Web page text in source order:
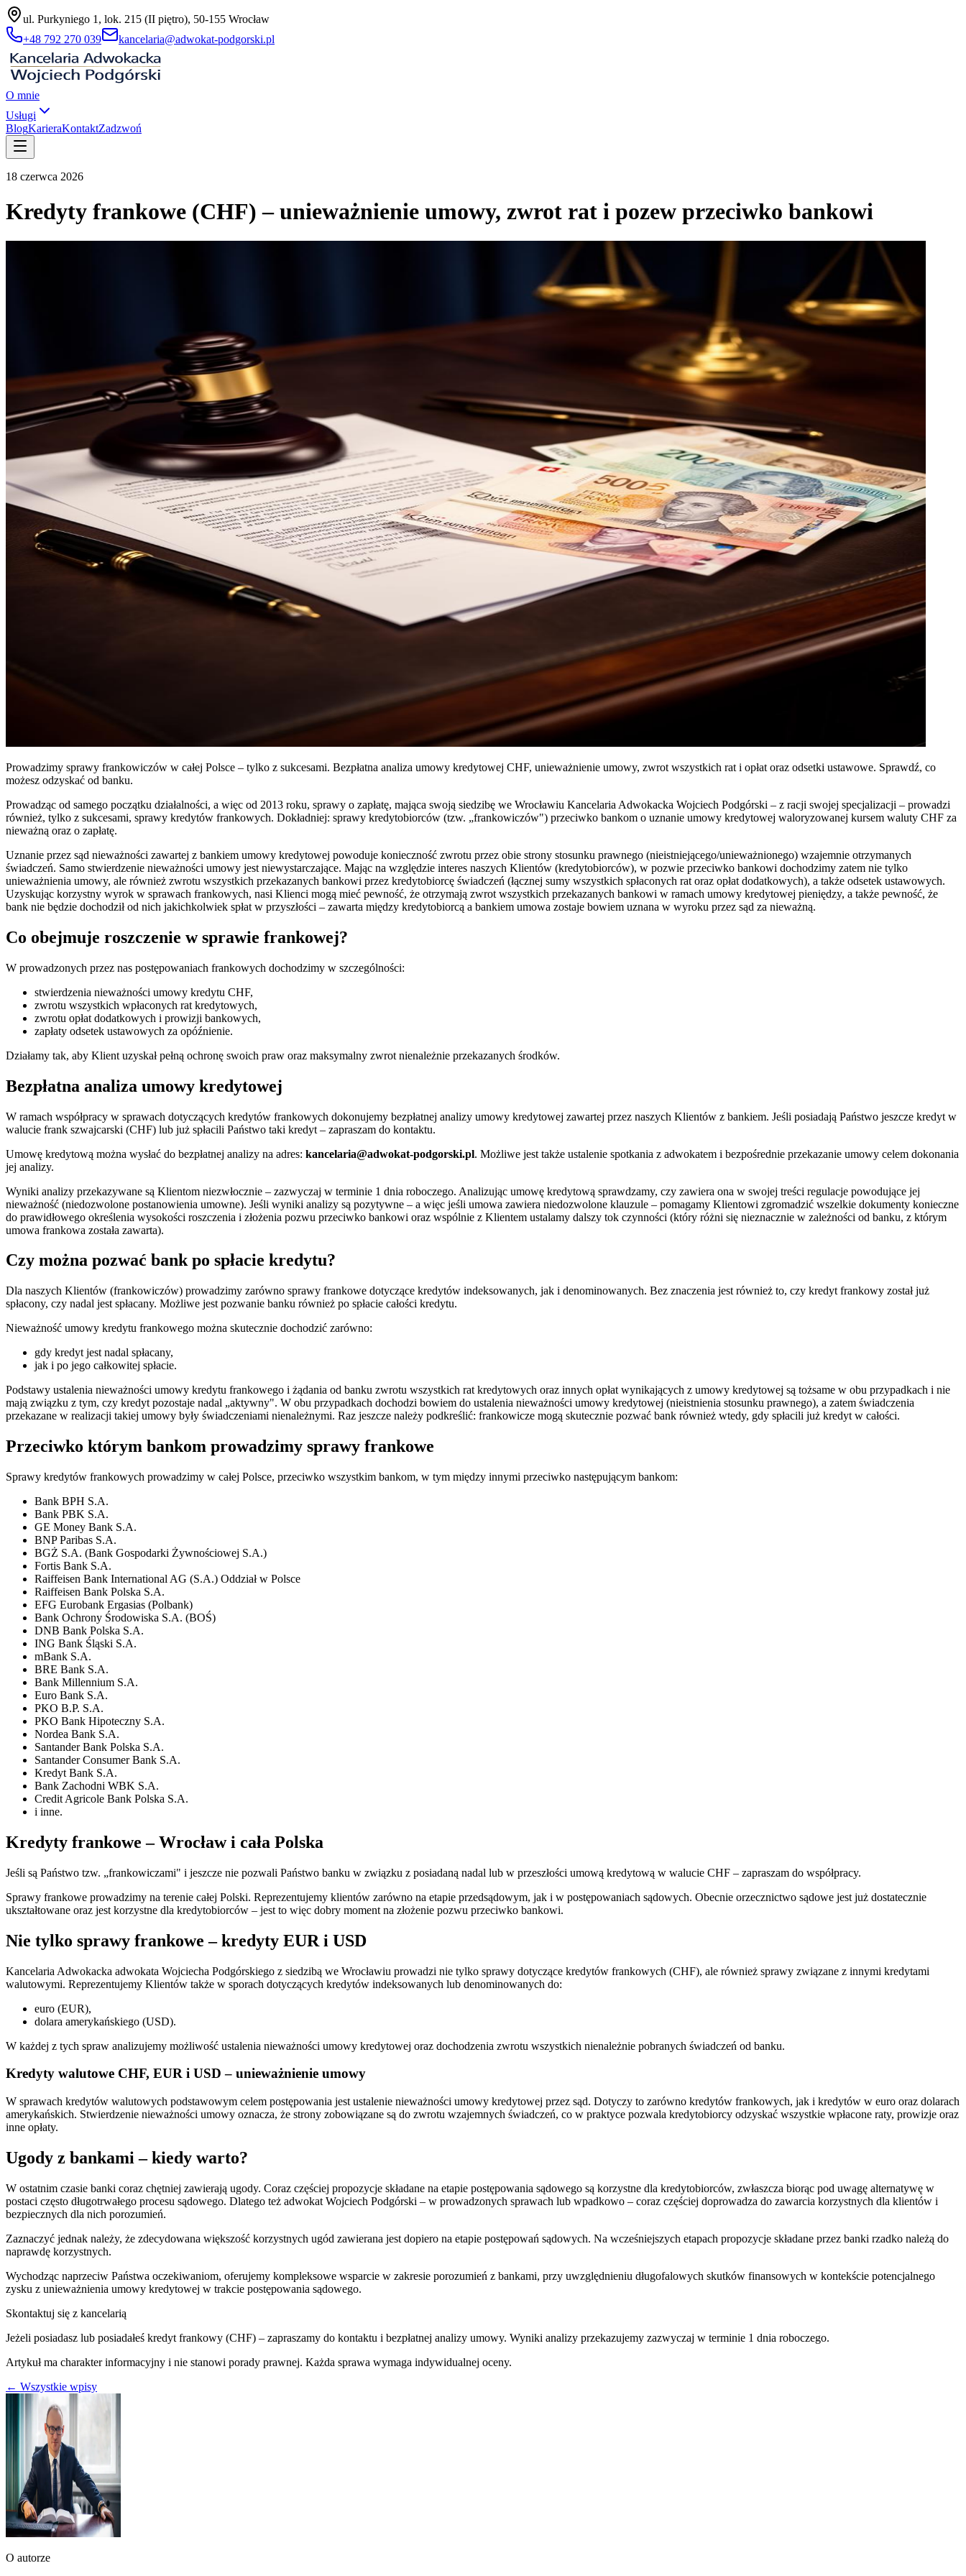
ul. Purkyniego 1, lok. 215 (II piętro), 50-155 Wrocław
+48 792 270 039
kancelaria@adwokat-podgorski.pl
O mnie
Usługi
BlogKarieraKontaktZadzwoń
18 czerwca 2026
Kredyty frankowe (CHF) – unieważnienie umowy, zwrot rat i pozew przeciwko bankowi
Prowadzimy sprawy frankowiczów w całej Polsce – tylko z sukcesami. Bezpłatna analiza umowy kredytowej CHF, unieważnienie umowy, zwrot wszystkich rat i opłat oraz odsetki ustawowe. Sprawdź, co
możesz odzyskać od banku.
Prowadząc od samego początku działalności, a więc od 2013 roku, sprawy o zapłatę, mająca swoją siedzibę we Wrocławiu Kancelaria Adwokacka Wojciech Podgórski – z racji swojej specjalizacji – prowadzi
również, tylko z sukcesami, sprawy kredytów frankowych. Dokładniej: sprawy kredytobiorców (tzw. „frankowiczów") przeciwko bankom o uznanie umowy kredytowej waloryzowanej kursem waluty CHF za
nieważną oraz o zapłatę.
Uznanie przez sąd nieważności zawartej z bankiem umowy kredytowej powoduje konieczność zwrotu przez obie strony stosunku prawnego (nieistniejącego/unieważnionego) wzajemnie otrzymanych
świadczeń. Samo stwierdzenie nieważności umowy jest niewystarczające. Mając na względzie interes naszych Klientów (kredytobiorców), w pozwie przeciwko bankowi dochodzimy zatem nie tylko
unieważnienia umowy, ale również zwrotu wszystkich przekazanych bankowi przez kredytobiorcę świadczeń (łącznej sumy wszystkich spłaconych rat oraz opłat dodatkowych), a także odsetek ustawowych.
Uzyskując korzystny wyrok w sprawach frankowych, nasi Klienci mogą mieć pewność, że otrzymają zwrot wszystkich przekazanych bankowi w ramach umowy kredytowej pieniędzy, a także pewność, że
bank nie będzie dochodził od nich jakichkolwiek spłat w przyszłości – zawarta między kredytobiorcą a bankiem umowa zostaje bowiem uznana w wyroku przez sąd za nieważną.
Co obejmuje roszczenie w sprawie frankowej?
W prowadzonych przez nas postępowaniach frankowych dochodzimy w szczególności:
stwierdzenia nieważności umowy kredytu CHF,
zwrotu wszystkich wpłaconych rat kredytowych,
zwrotu opłat dodatkowych i prowizji bankowych,
zapłaty odsetek ustawowych za opóźnienie.
Działamy tak, aby Klient uzyskał pełną ochronę swoich praw oraz maksymalny zwrot nienależnie przekazanych środków.
Bezpłatna analiza umowy kredytowej
W ramach współpracy w sprawach dotyczących kredytów frankowych dokonujemy bezpłatnej analizy umowy kredytowej zawartej przez naszych Klientów z bankiem. Jeśli posiadają Państwo jeszcze kredyt w
walucie frank szwajcarski (CHF) lub już spłacili Państwo taki kredyt – zapraszam do kontaktu.
Umowę kredytową można wysłać do bezpłatnej analizy na adres: kancelaria@adwokat-podgorski.pl. Możliwe jest także ustalenie spotkania z adwokatem i bezpośrednie przekazanie umowy celem dokonania
jej analizy.
Wyniki analizy przekazywane są Klientom niezwłocznie – zazwyczaj w terminie 1 dnia roboczego. Analizując umowę kredytową sprawdzamy, czy zawiera ona w swojej treści regulacje powodujące jej
nieważność (niedozwolone postanowienia umowne). Jeśli wyniki analizy są pozytywne – a więc jeśli umowa zawiera niedozwolone klauzule – pomagamy Klientowi zgromadzić wszelkie dokumenty konieczne
do prawidłowego określenia wysokości roszczenia i złożenia pozwu przeciwko bankowi oraz wspólnie z Klientem ustalamy dalszy tok czynności (który różni się nieznacznie w zależności od banku, z którym
umowa frankowa została zawarta).
Czy można pozwać bank po spłacie kredytu?
Dla naszych Klientów (frankowiczów) prowadzimy zarówno sprawy frankowe dotyczące kredytów indeksowanych, jak i denominowanych. Bez znaczenia jest również to, czy kredyt frankowy został już
spłacony, czy nadal jest spłacany. Możliwe jest pozwanie banku również po spłacie całości kredytu.
Nieważność umowy kredytu frankowego można skutecznie dochodzić zarówno:
gdy kredyt jest nadal spłacany,
jak i po jego całkowitej spłacie.
Podstawy ustalenia nieważności umowy kredytu frankowego i żądania od banku zwrotu wszystkich rat kredytowych oraz innych opłat wynikających z umowy kredytowej są tożsame w obu przypadkach i nie
mają związku z tym, czy kredyt pozostaje nadal „aktywny". W obu przypadkach dochodzi bowiem do ustalenia nieważności umowy kredytowej (nieistnienia stosunku prawnego), a zatem świadczenia
przekazane w realizacji takiej umowy były świadczeniami nienależnymi. Raz jeszcze należy podkreślić: frankowicze mogą skutecznie pozwać bank również wtedy, gdy spłacili już kredyt w całości.
Przeciwko którym bankom prowadzimy sprawy frankowe
Sprawy kredytów frankowych prowadzimy w całej Polsce, przeciwko wszystkim bankom, w tym między innymi przeciwko następującym bankom:
Bank BPH S.A.
Bank PBK S.A.
GE Money Bank S.A.
BNP Paribas S.A.
BGŻ S.A. (Bank Gospodarki Żywnościowej S.A.)
Fortis Bank S.A.
Raiffeisen Bank International AG (S.A.) Oddział w Polsce
Raiffeisen Bank Polska S.A.
EFG Eurobank Ergasias (Polbank)
Bank Ochrony Środowiska S.A. (BOŚ)
DNB Bank Polska S.A.
ING Bank Śląski S.A.
mBank S.A.
BRE Bank S.A.
Bank Millennium S.A.
Euro Bank S.A.
PKO B.P. S.A.
PKO Bank Hipoteczny S.A.
Nordea Bank S.A.
Santander Bank Polska S.A.
Santander Consumer Bank S.A.
Kredyt Bank S.A.
Bank Zachodni WBK S.A.
Credit Agricole Bank Polska S.A.
i inne.
Kredyty frankowe – Wrocław i cała Polska
Jeśli są Państwo tzw. „frankowiczami" i jeszcze nie pozwali Państwo banku w związku z posiadaną nadal lub w przeszłości umową kredytową w walucie CHF – zapraszam do współpracy.
Sprawy frankowe prowadzimy na terenie całej Polski. Reprezentujemy klientów zarówno na etapie przedsądowym, jak i w postępowaniach sądowych. Obecnie orzecznictwo sądowe jest już dostatecznie
ukształtowane oraz jest korzystne dla kredytobiorców – jest to więc dobry moment na złożenie pozwu przeciwko bankowi.
Nie tylko sprawy frankowe – kredyty EUR i USD
Kancelaria Adwokacka adwokata Wojciecha Podgórskiego z siedzibą we Wrocławiu prowadzi nie tylko sprawy dotyczące kredytów frankowych (CHF), ale również sprawy związane z innymi kredytami
walutowymi. Reprezentujemy Klientów także w sporach dotyczących kredytów indeksowanych lub denominowanych do:
euro (EUR),
dolara amerykańskiego (USD).
W każdej z tych spraw analizujemy możliwość ustalenia nieważności umowy kredytowej oraz dochodzenia zwrotu wszystkich nienależnie pobranych świadczeń od banku.
Kredyty walutowe CHF, EUR i USD – unieważnienie umowy
W sprawach kredytów walutowych podstawowym celem postępowania jest ustalenie nieważności umowy kredytowej przez sąd. Dotyczy to zarówno kredytów frankowych, jak i kredytów w euro oraz dolarach
amerykańskich. Stwierdzenie nieważności umowy oznacza, że strony zobowiązane są do zwrotu wzajemnych świadczeń, co w praktyce pozwala kredytobiorcy odzyskać wszystkie wpłacone raty, prowizje oraz
inne opłaty.
Ugody z bankami – kiedy warto?
W ostatnim czasie banki coraz chętniej zawierają ugody. Coraz częściej propozycje składane na etapie postępowania sądowego są korzystne dla kredytobiorców, zwłaszcza biorąc pod uwagę alternatywę w
postaci często długotrwałego procesu sądowego. Dlatego też adwokat Wojciech Podgórski – w prowadzonych sprawach lub wpadkowo – coraz częściej doprowadza do zawarcia korzystnych dla klientów i
bezpiecznych dla nich porozumień.
Zaznaczyć jednak należy, że zdecydowana większość korzystnych ugód zawierana jest dopiero na etapie postępowań sądowych. Na wcześniejszych etapach propozycje składane przez banki rzadko należą do
naprawdę korzystnych.
Wychodząc naprzeciw Państwa oczekiwaniom, oferujemy kompleksowe wsparcie w zakresie porozumień z bankami, przy uwzględnieniu długofalowych skutków finansowych w kontekście potencjalnego
zysku z unieważnienia umowy kredytowej w trakcie postępowania sądowego.
Skontaktuj się z kancelarią
Jeżeli posiadasz lub posiadałeś kredyt frankowy (CHF) – zapraszamy do kontaktu i bezpłatnej analizy umowy. Wyniki analizy przekazujemy zazwyczaj w terminie 1 dnia roboczego.
Artykuł ma charakter informacyjny i nie stanowi porady prawnej. Każda sprawa wymaga indywidualnej oceny.
← Wszystkie wpisy
O autorze